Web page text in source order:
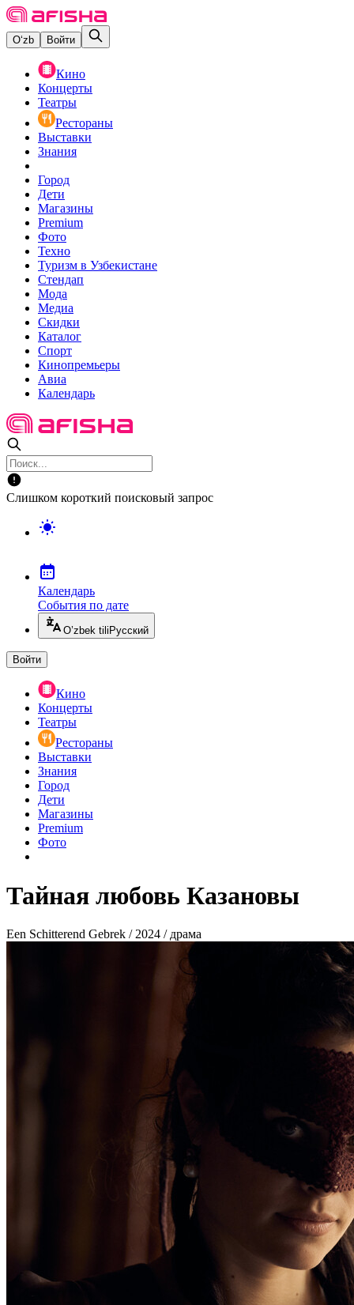
O‘zb Войти
Кино
Концерты
Театры
Рестораны
Выставки
Знания
Город
Дети
Магазины
Premium
Фото
Техно
Туризм в Узбекистане
Стендап
Мода
Медиа
Скидки
Каталог
Спорт
Кинопремьеры
Авиа
Календарь
Слишком короткий поисковый запрос
Календарь
События по дате
O’zbek tili Русский
Войти
Кино
Концерты
Театры
Рестораны
Выставки
Знания
Город
Дети
Магазины
Premium
Фото
Тайная любовь Казановы
Een Schitterend Gebrek / 2024 / драма